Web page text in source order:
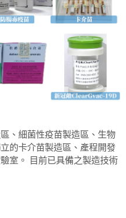
、細菌性疫苗製造區、生物
的卡介苗製造區、產程開發
室。 目前已具備之製造技術